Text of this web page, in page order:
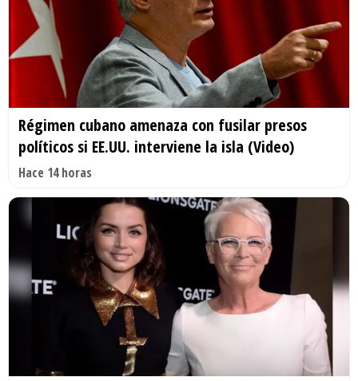
Régimen cubano amenaza con fusilar presos
políticos si EE.UU. interviene la isla (Video)
Hace 14 horas